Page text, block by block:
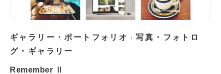
ギャラリー・ポートフォリオ /写真・フォトロ
グ・ギャラリー
Remember Ⅱ